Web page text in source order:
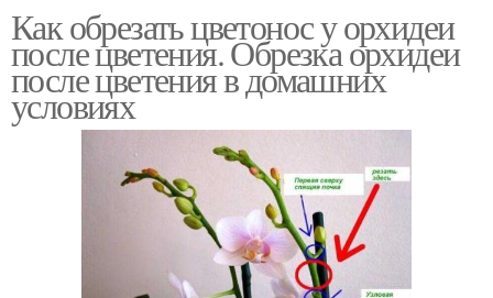
Как обрезать цветонос у орхидеи
после цветения. Обрезка орхидеи
после цветения в домашних
условиях